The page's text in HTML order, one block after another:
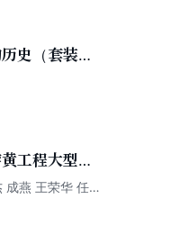
史（套装共
工程大型深
施工技术研
成燕 王荣华 任